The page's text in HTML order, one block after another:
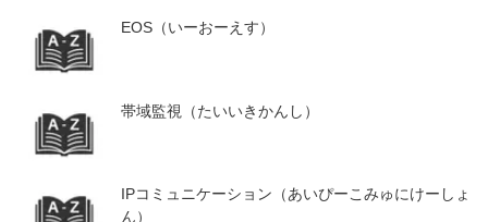
EOS（いーおーえす）
帯域監視（たいいきかんし）
IPコミュニケーション（あいぴーこみゅにけーしょ
ん）